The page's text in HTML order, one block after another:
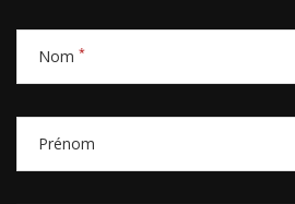
Nom *
Prénom